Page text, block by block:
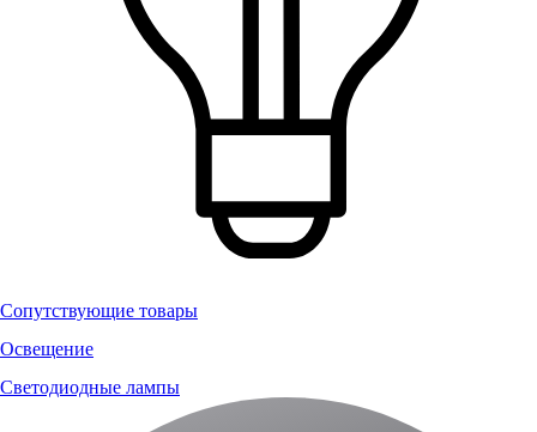
Сопутствующие товары
Освещение
Светодиодные лампы